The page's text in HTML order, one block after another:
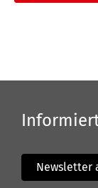
Newsletter